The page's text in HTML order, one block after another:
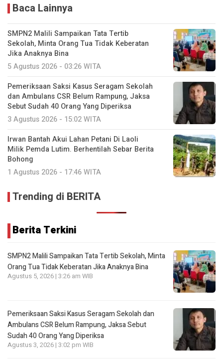
Baca Lainnya
SMPN2 Malili Sampaikan Tata Tertib
Sekolah, Minta Orang Tua Tidak Keberatan
Jika Anaknya Bina
5 Agustus 2026 - 03:26 WITA
Pemeriksaan Saksi Kasus Seragam Sekolah
dan Ambulans CSR Belum Rampung, Jaksa
Sebut Sudah 40 Orang Yang Diperiksa
3 Agustus 2026 - 15:02 WITA
Irwan Bantah Akui Lahan Petani Di Laoli
Milik Pemda Lutim. Berhentilah Sebar Berita
Bohong
1 Agustus 2026 - 17:46 WITA
Trending di BERITA
Berita Terkini
SMPN2 Malili Sampaikan Tata Tertib Sekolah, Minta
Orang Tua Tidak Keberatan Jika Anaknya Bina
Agustus 5, 2026 | 3:26 am WIB
Pemeriksaan Saksi Kasus Seragam Sekolah dan
Ambulans CSR Belum Rampung, Jaksa Sebut
Sudah 40 Orang Yang Diperiksa
Agustus 3, 2026 | 3:02 pm WIB